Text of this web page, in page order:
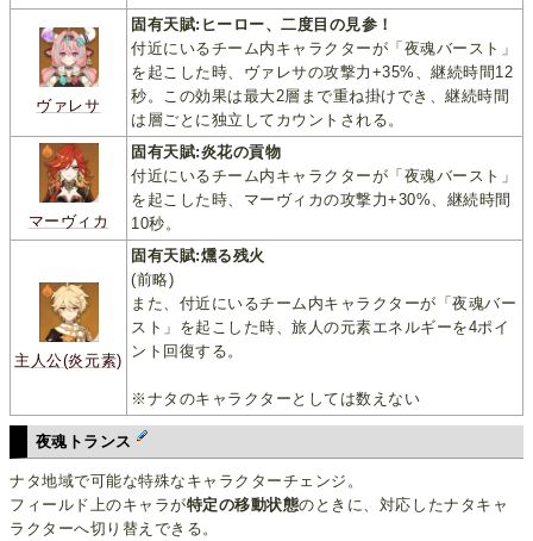
ヴァレサ
固有天賦:ヒーロー、二度目の見参！
付近にいるチーム内キャラクターが「夜魂バースト」
を起こした時、ヴァレサの攻撃力+35%、継続時間12
秒。この効果は最大2層まで重ね掛けでき、継続時間
は層ごとに独立してカウントされる。
マーヴィカ
固有天賦:炎花の貢物
付近にいるチーム内キャラクターが「夜魂バースト」
を起こした時、マーヴィカの攻撃力+30%、継続時間
10秒。
主人公(炎元素)
固有天賦:燻る残火
(前略)
また、付近にいるチーム内キャラクターが「夜魂バー
スト」を起こした時、旅人の元素エネルギーを4ポイ
ント回復する。
※ナタのキャラクターとしては数えない
夜魂トランス
ナタ地域で可能な特殊なキャラクターチェンジ。
フィールド上のキャラが特定の移動状態のときに、対応したナタキャ
ラクターへ切り替えできる。